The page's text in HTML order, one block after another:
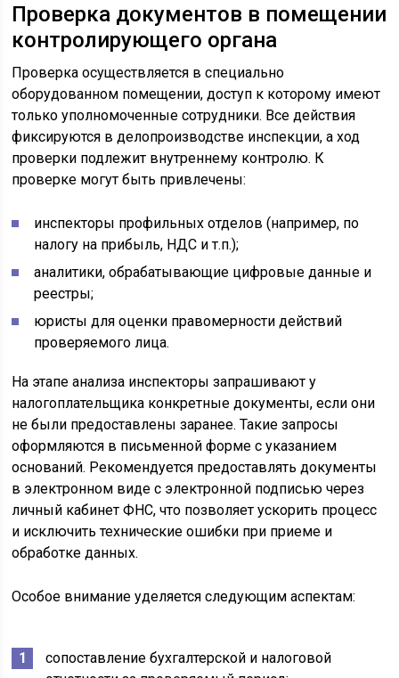
Проверка документов в помещении
контролирующего органа
Проверка осуществляется в специально
оборудованном помещении, доступ к которому имеют
только уполномоченные сотрудники. Все действия
фиксируются в делопроизводстве инспекции, а ход
проверки подлежит внутреннему контролю. К
проверке могут быть привлечены:
инспекторы профильных отделов (например, по
налогу на прибыль, НДС и т.п.);
аналитики, обрабатывающие цифровые данные и
реестры;
юристы для оценки правомерности действий
проверяемого лица.
На этапе анализа инспекторы запрашивают у
налогоплательщика конкретные документы, если они
не были предоставлены заранее. Такие запросы
оформляются в письменной форме с указанием
оснований. Рекомендуется предоставлять документы
в электронном виде с электронной подписью через
личный кабинет ФНС, что позволяет ускорить процесс
и исключить технические ошибки при приеме и
обработке данных.
Особое внимание уделяется следующим аспектам:
сопоставление бухгалтерской и налоговой